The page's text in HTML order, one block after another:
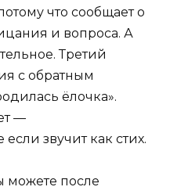
что сообщает о
и вопроса. А
Третий
с обратным
ёлочка».
—
звучит как стих.
можете после